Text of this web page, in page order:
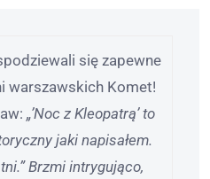
się zapewne
warszawskich Komet!
„’Noc z Kleopatrą’ to
jaki napisałem.
Brzmi intrygująco,